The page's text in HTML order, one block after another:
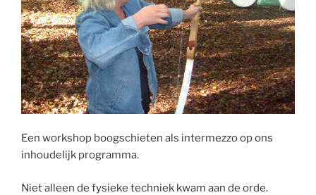
Een workshop boogschieten als intermezzo op ons
inhoudelijk programma.
Niet alleen de fysieke techniek kwam aan de orde.